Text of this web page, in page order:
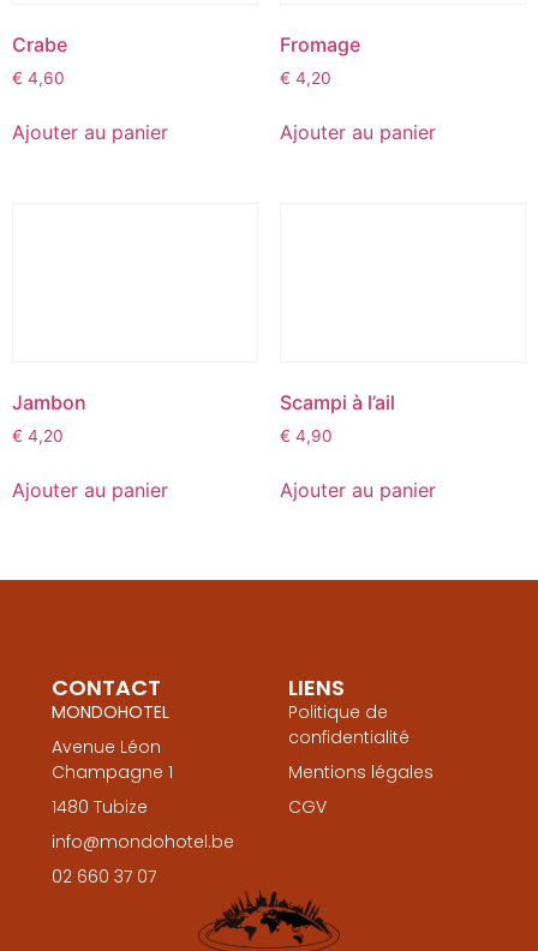
Crabe
€ 4,60
Ajouter au panier
Fromage
€ 4,20
Ajouter au panier
Jambon
€ 4,20
Ajouter au panier
Scampi à l’ail
€ 4,90
Ajouter au panier
CONTACT
MONDOHOTEL
Avenue Léon
Champagne 1
1480 Tubize
info@mondohotel.be
02 660 37 07
LIENS
Politique de
confidentialité
Mentions légales
CGV